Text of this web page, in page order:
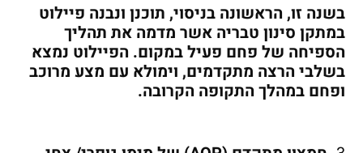
בשנה זו, הראשונה בניסוי, תוכנן ונבנה פיילוט
במתקן סינון טבריה אשר מדמה את תהליך
הספיחה של פחם פעיל במקום. הפיילוט נמצא
בשלבי הרצה מתקדמים, וימולא עם מצע מרוכב
ופחם במהלך התקופה הקרובה.